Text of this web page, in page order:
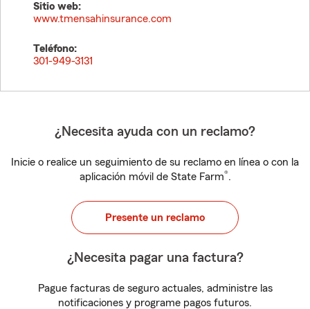
Sitio web:
www.tmensahinsurance.com
Teléfono:
301-949-3131
¿Necesita ayuda con un reclamo?
Inicie o realice un seguimiento de su reclamo en línea o con la
aplicación móvil de State Farm®.
Presente un reclamo
¿Necesita pagar una factura?
Pague facturas de seguro actuales, administre las
notificaciones y programe pagos futuros.